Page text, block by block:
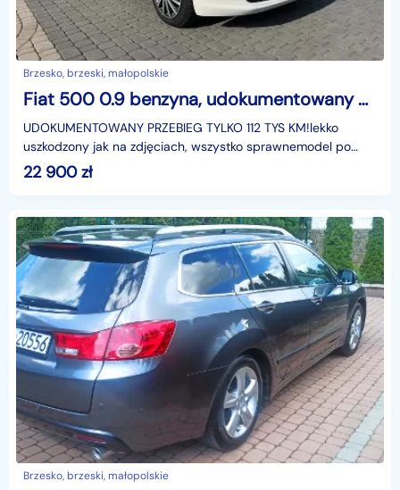
Brzesko, brzeski, małopolskie
Fiat 500 0.9 benzyna, udokumentowany przebieg
UDOKUMENTOWANY PRZEBIEG TYLKO 112 TYS KM!lekko
uszkodzony jak na zdjęciach, wszystko sprawnemodel po
liftingu- KLIMATYZACJA,- ABS,- START-STOP,- elektryczne
22 900zł
Brzesko, brzeski, małopolskie